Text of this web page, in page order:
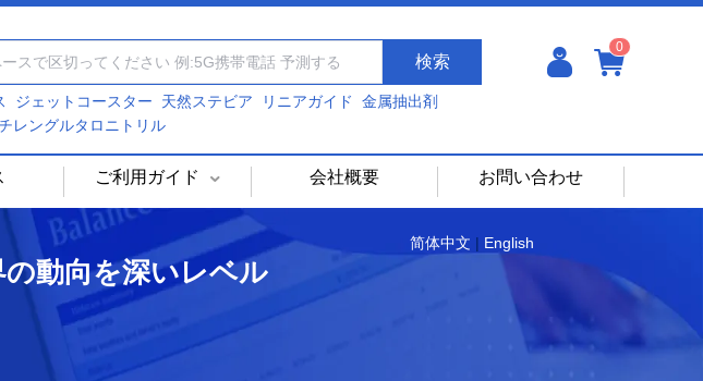
検索
0
ジェットコースター 天然ステビア リニアガイド 金属抽出剤
レングルタロニトリル
ご利用ガイド 会社概要 お問い合わせ
動向を深いレベル
简体中文 | English